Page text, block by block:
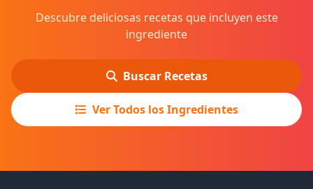
Descubre deliciosas recetas que incluyen este
ingrediente
Buscar Recetas
Ver Todos los Ingredientes